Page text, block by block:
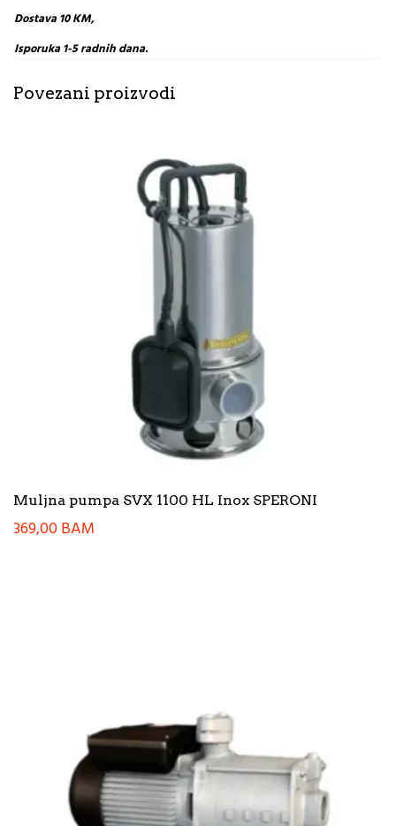
Dostava 10 KM,
Isporuka 1-5 radnih dana.
Povezani proizvodi
Muljna pumpa SVX 1100 HL Inox SPERONI
369,00BAM